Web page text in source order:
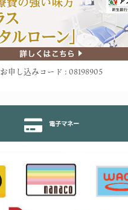
お申し込みコード : 08198905
電子マネー